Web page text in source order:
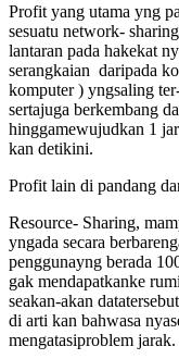
Profit yang utama yng
sesuatu network-
lantaran pada hakekat
serangkaian daripada
komputer ) yngsaling
sertajuga berkembang
hinggamewujudkan 1
kan detikini.
Profit lain di pandang
Resource- Sharing,
yngada secara
penggunayng berada
gak mendapatkanke
seakan-akan
di arti kan bahwasa
mengatasiproblem jarak.